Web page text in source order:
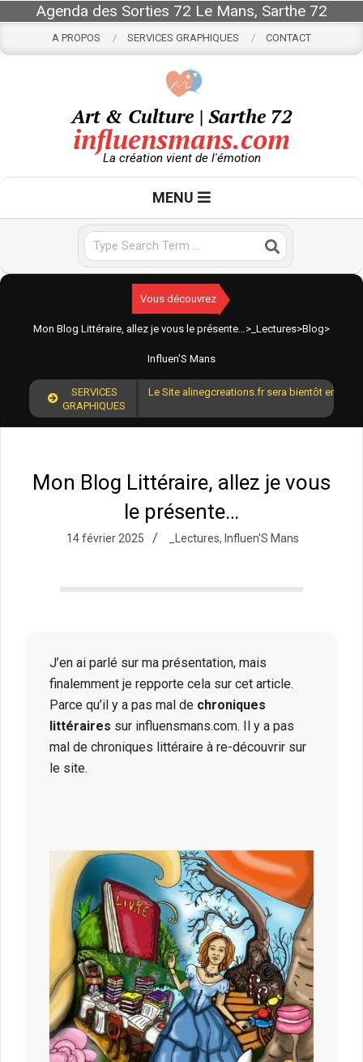
content
Agenda des Sorties 72 Le Mans, Sarthe 72
A PROPOS SERVICES GRAPHIQUES CONTACT
Art & Culture | Sarthe 72
influensmans.com
La création vient de l'émotion
MENU
Vous découvrez
Mon Blog Littéraire, allez je vous le présente…> _Lectures>Blog>
Influen'S Mans
SERVICES
GRAPHIQUES
Le Site alinegcreations.fr sera bientôt en
Mon Blog Littéraire, allez je vous
le présente…
14 février 2025 _Lectures, Influen'S Mans
J’en ai parlé sur ma présentation, mais
finalemment je repporte cela sur cet article.
Parce qu’il y a pas mal de chroniques
littéraires sur influensmans.com. Il y a pas
mal de chroniques littéraire à re-découvrir sur
le site.